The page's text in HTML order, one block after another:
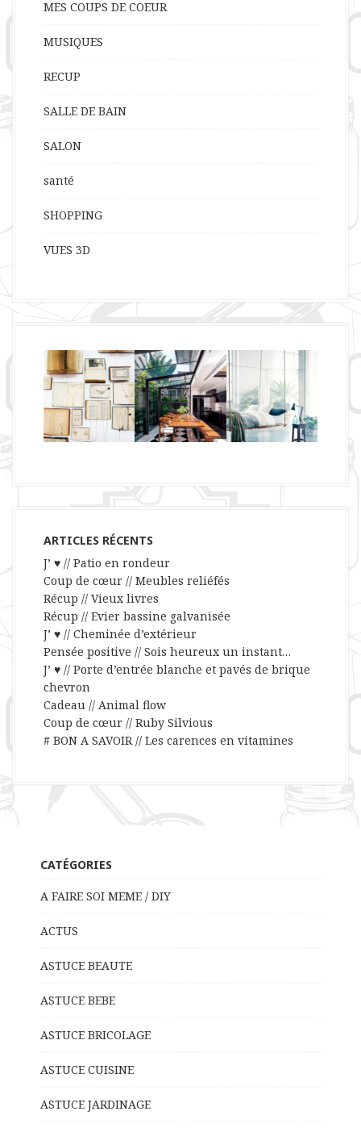
MES COUPS DE COEUR
MUSIQUES
RECUP
SALLE DE BAIN
SALON
santé
SHOPPING
VUES 3D
ARTICLES RÉCENTS
J’ ♥ // Patio en rondeur
Coup de cœur // Meubles reliéfés
Récup // Vieux livres
Récup // Evier bassine galvanisée
J’ ♥ // Cheminée d’extérieur
Pensée positive // Sois heureux un instant…
J’ ♥ // Porte d’entrée blanche et pavés de brique
chevron
Cadeau // Animal flow
Coup de cœur // Ruby Silvious
# BON A SAVOIR // Les carences en vitamines
CATÉGORIES
A FAIRE SOI MEME / DIY
ACTUS
ASTUCE BEAUTE
ASTUCE BEBE
ASTUCE BRICOLAGE
ASTUCE CUISINE
ASTUCE JARDINAGE